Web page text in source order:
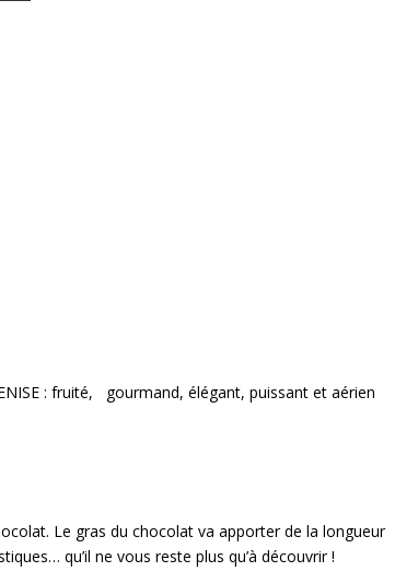
: fruité, gourmand, élégant, puissant et aérien
Le gras du chocolat va apporter de la longueur
qu’il ne vous reste plus qu’à découvrir !